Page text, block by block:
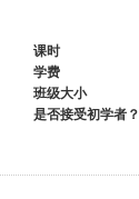
课时
学费
班级大小
是否接受初学者？